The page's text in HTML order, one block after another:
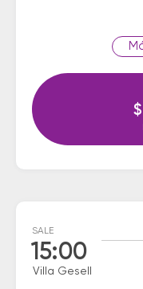
$
SALE
15:00
Villa Gesell